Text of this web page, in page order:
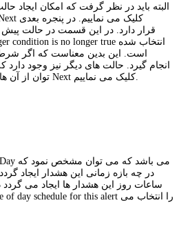
البته باید در نظر گرفت که امکان ایجاد
است. این بدین معناست که اگر
در چه بازه زمانی این هشدار ایجاد
ساعات روز این هشدار ها ایجاد می